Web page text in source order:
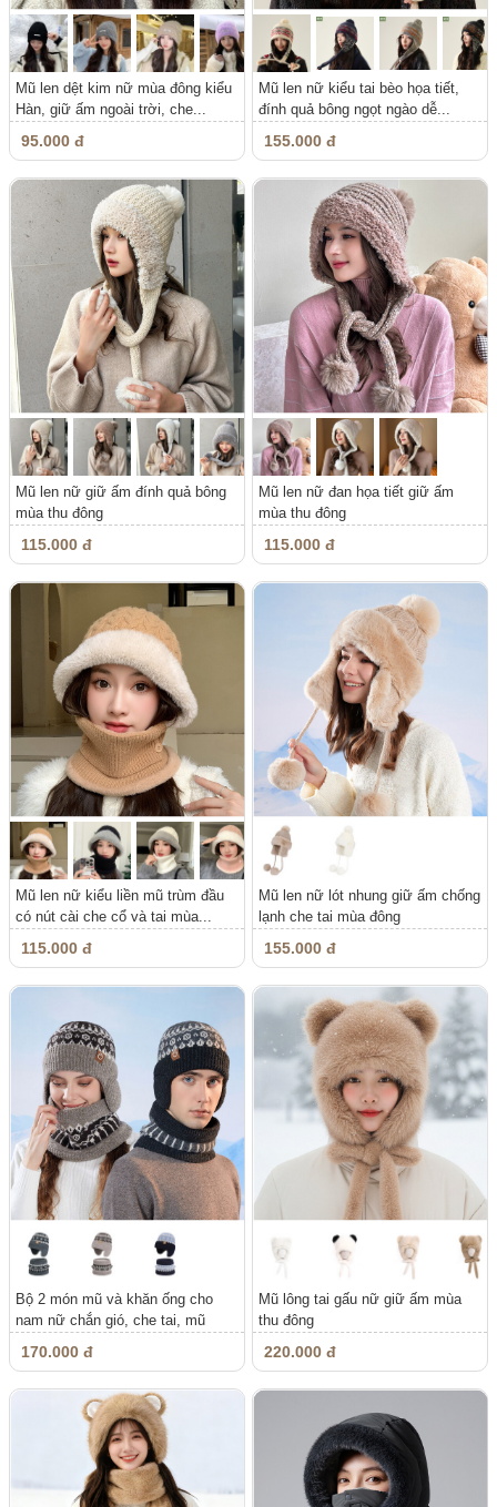
Mũ len dệt kim nữ mùa đông kiểu
Hàn, giữ ấm ngoài trời, che...
95.000 đ
Mũ len nữ kiểu tai bèo họa tiết,
đính quả bông ngọt ngào dễ...
155.000 đ
Mũ len nữ giữ ấm đính quả bông
mùa thu đông
115.000 đ
Mũ len nữ đan họa tiết giữ ấm
mùa thu đông
115.000 đ
Mũ len nữ kiểu liền mũ trùm đầu
có nút cài che cổ và tai mùa...
115.000 đ
Mũ len nữ lót nhung giữ ấm chống
lạnh che tai mùa đông
155.000 đ
Bộ 2 món mũ và khăn ống cho
nam nữ chắn gió, che tai, mũ
170.000 đ
Mũ lông tai gấu nữ giữ ấm mùa
thu đông
220.000 đ